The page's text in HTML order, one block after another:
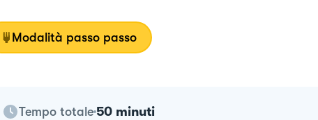
Modalità passo passo
Tempo totale 50 minuti